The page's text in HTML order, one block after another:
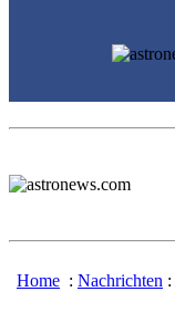
Home : Nachrichten :